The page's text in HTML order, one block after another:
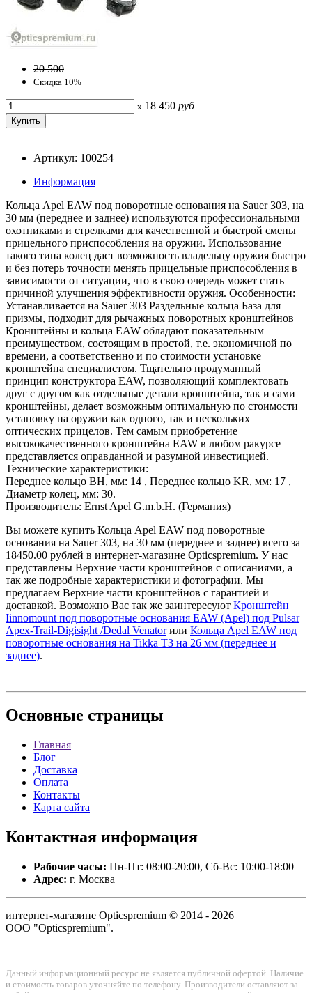
20 500
Скидка 10%
x 18 450 руб
Артикул: 100254
Информация
Кольца Apel EAW под поворотные основания на Sauer 303, на
30 мм (переднее и заднее) используются профессиональными
охотниками и стрелками для качественной и быстрой смены
прицельного приспособления на оружии. Использование
такого типа колец даст возможность владельцу оружия быстро
и без потерь точности менять прицельные приспособления в
зависимости от ситуации, что в свою очередь может стать
причиной улучшения эффективности оружия. Особенности:
Устанавливается на Sauer 303 Раздельные кольца База для
призмы, подходит для рычажных поворотных кронштейнов
Кронштейны и кольца EAW обладают показательным
преимуществом, состоящим в простой, т.е. экономичной по
времени, а соответственно и по стоимости установке
кронштейна специалистом. Тщательно продуманный
принцип конструктора EAW, позволяющий комплектовать
друг с другом как отдельные детали кронштейна, так и сами
кронштейны, делает возможным оптимальную по стоимости
установку на оружии как одного, так и нескольких
оптических прицелов. Тем самым приобретение
высококачественного кронштейна EAW в любом ракурсе
представляется оправданной и разумной инвестицией.
Технические характеристики:
Переднее кольцо BH, мм: 14 , Переднее кольцо KR, мм: 17 ,
Диаметр колец, мм: 30.
Производитель: Ernst Apel G.m.b.H. (Германия)
Вы можете купить Кольца Apel EAW под поворотные
основания на Sauer 303, на 30 мм (переднее и заднее) всего за
18450.00 рублей в интернет-магазине Opticspremium. У нас
представлены Верхние части кронштейнов с описаниями, а
так же подробные характеристики и фотографии. Мы
предлагаем Верхние части кронштейнов с гарантией и
доставкой. Возможно Вас так же заинтересуют Кронштейн
Iinnomount под поворотные основания EAW (Apel) под Pulsar
Apex-Trail-Digisight /Dedal Venatorили Кольца Apel EAW под
поворотные основания на Tikka T3 на 26 мм (переднее и
заднее).
Основные страницы
Главная
Блог
Доставка
Оплата
Контакты
Карта сайта
Контактная информация
Рабочие часы: Пн-Пт: 08:00-20:00, Сб-Вс: 10:00-18:00
Адрес: г. Москва
интернет-магазине Opticspremium © 2014 - 2026
ООО "Opticspremium".
Данный информационный ресурс не является публичной офертой. Наличие
и стоимость товаров уточняйте по телефону. Производители оставляют за